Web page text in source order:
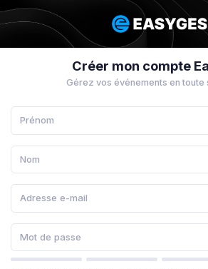
Créer mon compte
Gérez vos événements en toute